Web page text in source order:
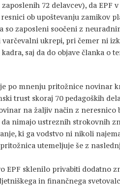
72 delavcev), da EPF
ob upoštevanju zamikov
so zaposleni soočeni z
ukrepi, pri čemer ni
kadra, saj da do objave članka o
je po mnenju pritožnice novinar
trust skoraj 70 pedagoških
na žaljiv način z neresnico
da nimajo ustreznih strokovnih
ki ga vodstvo ni nikoli
utemeljuje še z
EPF sklenilo privabiti dodatno
in finančnega